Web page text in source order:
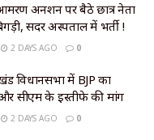
अनशन पर बैठे छात्र नेता
सदर अस्पताल में भर्ती !
2 DAYS AGO 0
विधानसभा में BJP का
और सीएम के इस्तीफे की मांग
2 DAYS AGO 0